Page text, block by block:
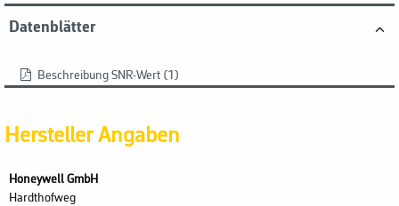
Datenblätter
Beschreibung SNR-Wert (1)
Hersteller Angaben
Honeywell GmbH
Hardthofweg